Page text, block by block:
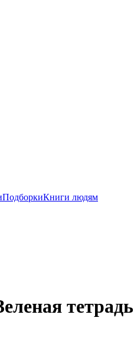
ПодборкиКниги людям
тетрадь